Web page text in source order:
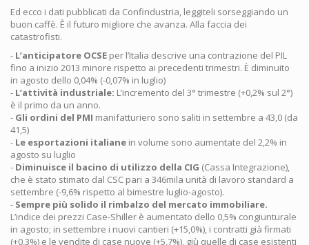
Ed ecco i dati pubblicati da Confindustria, leggiteli sorseggiando un
buon caffè. È il futuro migliore che avanza. Alla faccia dei
catastrofisti.
- L’anticipatore OCSE per l’Italia descrive una contrazione del PIL
fino a inizio 2013 minore rispetto ai precedenti trimestri. È diminuito
in agosto dello 0,04% (-0,07% in luglio)
- L’attività industriale: L’incremento del 3° trimestre (+0,2% sul 2°)
è il primo da un anno.
- Gli ordini del PMI manifatturiero sono saliti in settembre a 43,0 (da
41,5)
- Le esportazioni italiane in volume sono aumentate del 2,2% in
agosto su luglio
- Diminuisce il bacino di utilizzo della CIG (Cassa Integrazione),
che è stato stimato dal CSC pari a 346mila unità di lavoro standard a
settembre (-9,6% rispetto al bimestre luglio-agosto).
- Sempre più solido il rimbalzo del mercato immobiliare.
L’indice dei prezzi Case-Shiller è aumentato dello 0,5% congiunturale
in agosto; in settembre i nuovi cantieri (+15,0%), i contratti già firmati
(+0,3%) e le vendite di case nuove (+5,7%), giù quelle di case esistenti